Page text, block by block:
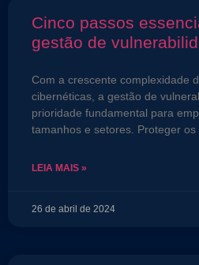
Cinco passos
gestão de
Com a crescente complexidade
cibernéticas, a gestão de
prioridade fundamental para
tamanhos e setores. Proteger os
LEIA MAIS »
26 de abril de 2024